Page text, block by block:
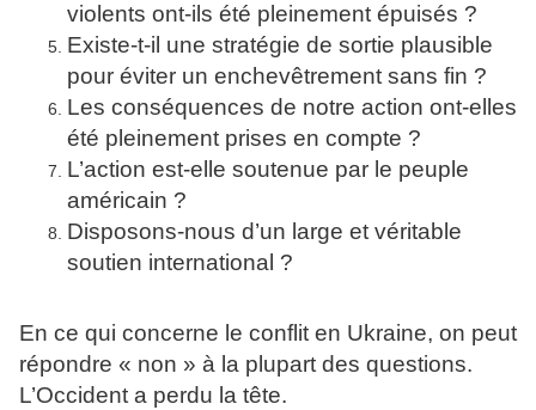
violents ont-ils été pleinement épuisés ?
Existe-t-il une stratégie de sortie plausible
pour éviter un enchevêtrement sans fin ?
Les conséquences de notre action ont-elles
été pleinement prises en compte ?
L’action est-elle soutenue par le peuple
américain ?
Disposons-nous d’un large et véritable
soutien international ?
En ce qui concerne le conflit en Ukraine, on peut
répondre « non » à la plupart des questions.
L’Occident a perdu la tête.